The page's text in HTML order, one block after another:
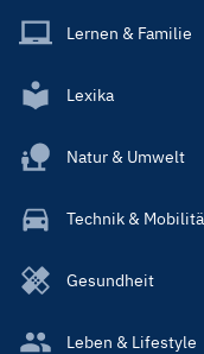
Lernen & Familie
Lexika
Natur & Umwelt
Technik &
Gesundheit
Leben & Lifestyle